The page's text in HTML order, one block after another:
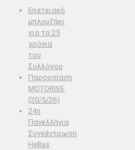
Επετειακό
μπλουζάκι
για τα 25
χρόνια
του
Συλλόγου
Παρουσίαση
MOTORISE
(20/5/26)
24η
Πανελλήνια
Συγκέντρωση
Hellas